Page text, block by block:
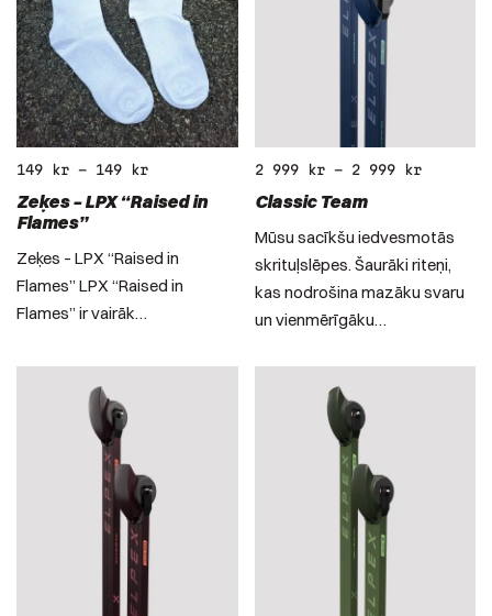
149 kr – 149 kr
Zeķes – LPX “Raised in
Flames”
Zeķes – LPX “Raised in
Flames” LPX “Raised in
Flames” ir vairāk…
2 999 kr– 2 999 kr
Classic Team
Mūsu sacīkšu iedvesmotās
skrituļslēpes. Šaurāki riteņi,
kas nodrošina mazāku svaru
un vienmērīgāku…